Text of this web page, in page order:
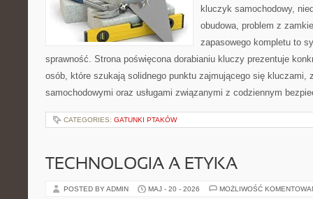
kluczyk samochodowy,
obudowa, problem z
zapasowego kompletu to
sprawność. Strona poświęcona dorabianiu kluczy prezentuje
osób, które szukają solidnego punktu zajmującego się kluczami,
samochodowymi oraz usługami związanymi z codziennym
CATEGORIES: GATUNKI PTAKÓW
TECHNOLOGIA A ETYKA
POSTED BY ADMIN MAJ - 20 - 2026 MOŻLIWOŚĆ